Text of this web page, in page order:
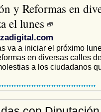
y Reformas en
el lunes
va a iniciar el próximo
en diversas calles
a los ciudadanos